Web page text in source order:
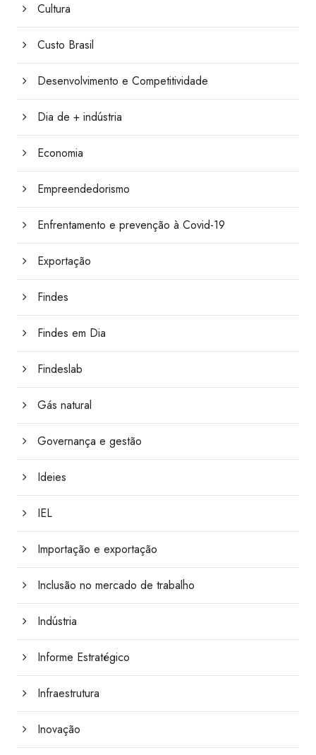
Cultura
Custo Brasil
Desenvolvimento e Competitividade
Dia de + indústria
Economia
Empreendedorismo
Enfrentamento e prevenção à Covid-19
Exportação
Findes
Findes em Dia
Findeslab
Gás natural
Governança e gestão
Ideies
IEL
Importação e exportação
Inclusão no mercado de trabalho
Indústria
Informe Estratégico
Infraestrutura
Inovação